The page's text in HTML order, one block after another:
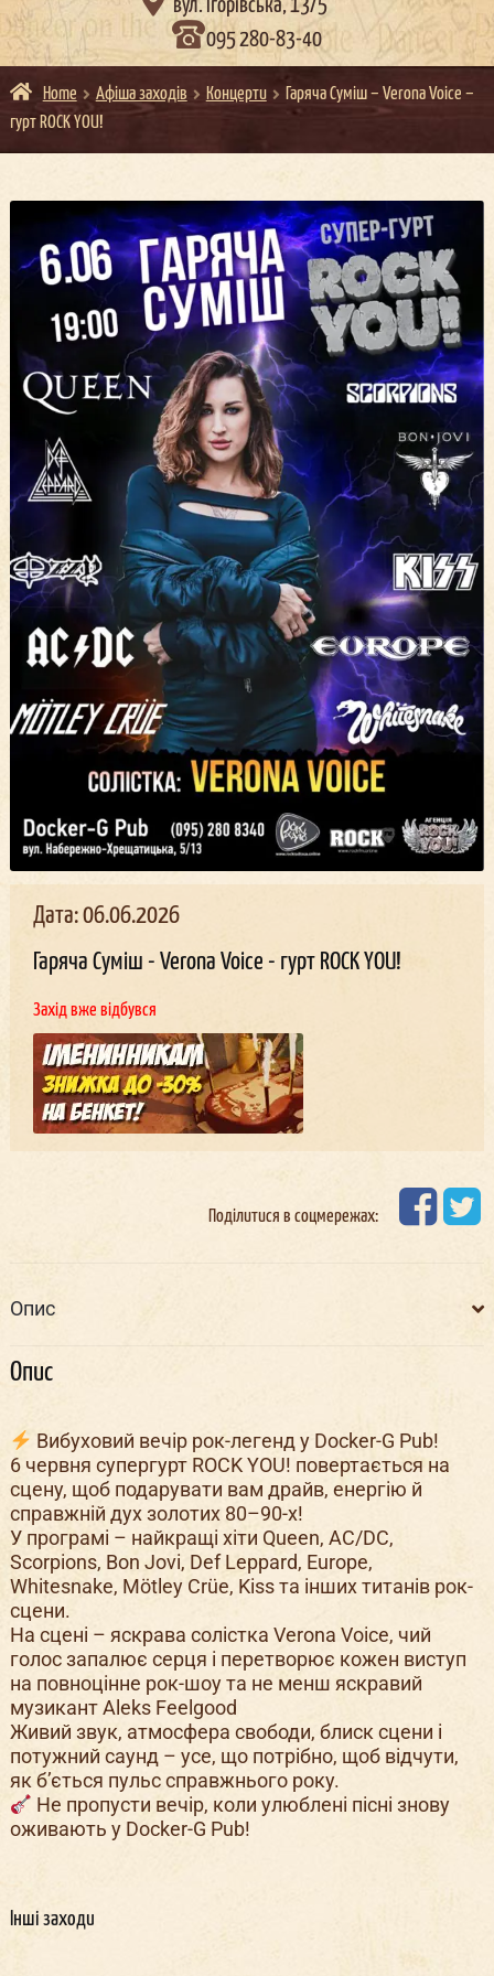
вул. Ігорівська, 13/5
095 280-83-40
Home Афіша заходів Концерти
Гаряча Суміш – Verona Voice –
гурт ROCK YOU!
Дата: 06.06.2026
Гаряча Суміш - Verona Voice - гурт ROCK YOU!
Захід вже відбувся
Поділитися в соцмережах:
Опис
Опис
Вибуховий вечір рок-легенд у Docker-G Pub!
6 червня супергурт ROCK YOU! повертається на
сцену, щоб подарувати вам драйв, енергію й
справжній дух золотих 80–90-х!
У програмі – найкращі хіти Queen, AC/DC,
Scorpions, Bon Jovi, Def Leppard, Europe,
Whitesnake, Mötley Crüe, Kiss та інших титанів рок-
сцени.
На сцені – яскрава солістка Verona Voice, чий
голос запалює серця і перетворює кожен виступ
на повноцінне рок-шоу та не менш яскравий
музикант Aleks Feelgood
Живий звук, атмосфера свободи, блиск сцени і
потужний саунд – усе, що потрібно, щоб відчути,
як б’ється пульс справжнього року.
Не пропусти вечір, коли улюблені пісні знову
оживають у Docker-G Pub!
Інші заходи